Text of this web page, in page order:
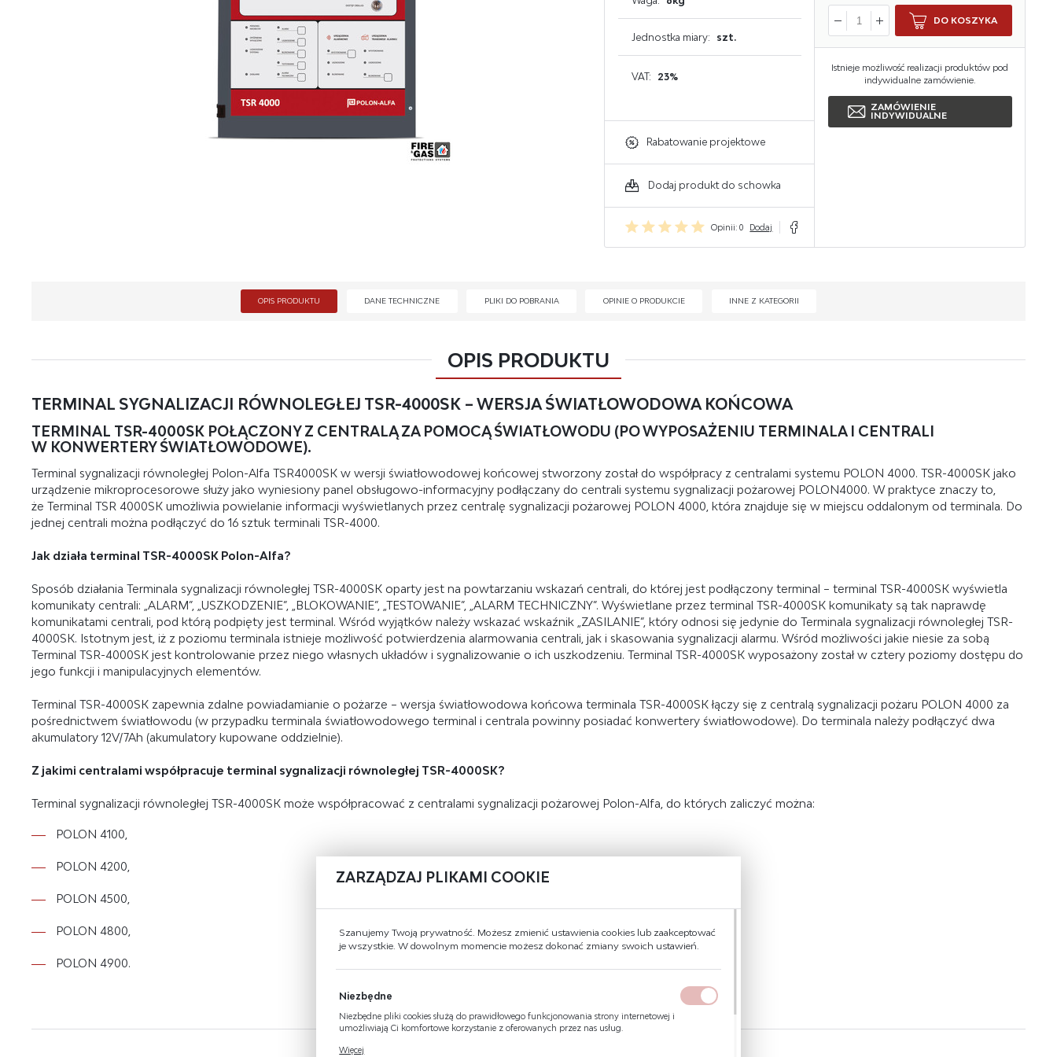
GAŚNICE DO KOMPUTERA
GAŚNICE DO ELEKTRONIKI
GAŚNICE DO WARSZTATU
Jednostka miary: szt.
VAT: 23%
Rabatowanie projektowe
Dodaj produkt do schowka
Opinii: 0 Dodaj
DO KOSZYKA
Istnieje możliwość realizacji produktów pod
indywidualne zamówienie.
ZAMÓWIENIE
INDYWIDUALNE
OPIS PRODUKTU DANE TECHNICZNE PLIKI DO POBRANIA OPINIE O PRODUKCIE INNE Z KATEGORII
OPIS PRODUKTU
TERMINAL SYGNALIZACJI RÓWNOLEGŁEJ TSR-4000SK – WERSJA ŚWIATŁOWODOWA KOŃCOWA
TERMINAL TSR-4000SK POŁĄCZONY Z CENTRALĄ ZA POMOCĄ ŚWIATŁOWODU (PO WYPOSAŻENIU TERMINALA I CENTRALI
W KONWERTERY ŚWIATŁOWODOWE).
Terminal sygnalizacji równoległej Polon-Alfa TSR4000SK w wersji światłowodowej końcowej stworzony został do współpracy z centralami systemu POLON 4000. TSR-4000SK jako
urządzenie mikroprocesorowe służy jako wyniesiony panel obsługowo-informacyjny podłączany do centrali systemu sygnalizacji pożarowej POLON4000. W praktyce znaczy to,
że Terminal TSR 4000SK umożliwia powielanie informacji wyświetlanych przez centralę sygnalizacji pożarowej POLON 4000, która znajduje się w miejscu oddalonym od terminala. Do
jednej centrali można podłączyć do 16 sztuk terminali TSR-4000.
Jak działa terminal TSR-4000SK Polon-Alfa?
Sposób działania Terminala sygnalizacji równoległej TSR-4000SK oparty jest na powtarzaniu wskazań centrali, do której jest podłączony terminal – terminal TSR-4000SK wyświetla
komunikaty centrali: „ALARM”, „USZKODZENIE”, „BLOKOWANIE”, „TESTOWANIE”, „ALARM TECHNICZNY”. Wyświetlane przez terminal TSR-4000SK komunikaty są tak naprawdę
komunikatami centrali, pod którą podpięty jest terminal. Wśród wyjątków należy wskazać wskaźnik „ZASILANIE”, który odnosi się jedynie do Terminala sygnalizacji równoległej TSR-
4000SK. Istotnym jest, iż z poziomu terminala istnieje możliwość potwierdzenia alarmowania centrali, jak i skasowania sygnalizacji alarmu. Wśród możliwości jakie niesie za sobą
Terminal TSR-4000SK jest kontrolowanie przez niego własnych układów i sygnalizowanie o ich uszkodzeniu. Terminal TSR-4000SK wyposażony został w cztery poziomy dostępu do
jego funkcji i manipulacyjnych elementów.
Terminal TSR-4000SK zapewnia zdalne powiadamianie o pożarze – wersja światłowodowa końcowa terminala TSR-4000SK łączy się z centralą sygnalizacji pożaru POLON 4000 za
pośrednictwem światłowodu (w przypadku terminala światłowodowego terminal i centrala powinny posiadać konwertery światłowodowe). Do terminala należy podłączyć dwa
akumulatory 12V/7Ah (akumulatory kupowane oddzielnie).
Z jakimi centralami współpracuje terminal sygnalizacji równoległej TSR-4000SK?
Terminal sygnalizacji równoległej TSR-4000SK może współpracować z centralami sygnalizacji pożarowej Polon-Alfa, do których zaliczyć można:
POLON 4100,
POLON 4200,
POLON 4500,
POLON 4800,
POLON 4900.
DANE TECHNICZNE
ZARZĄDZAJ PLIKAMI COOKIE
Szanujemy Twoją prywatność. Możesz zmienić ustawienia cookies lub zaakceptować
je wszystkie. W dowolnym momencie możesz dokonać zmiany swoich ustawień.
Niezbędne
Niezbędne pliki cookies służą do prawidłowego funkcjonowania strony internetowej i
umożliwiają Ci komfortowe korzystanie z oferowanych przez nas usług.
Więcej